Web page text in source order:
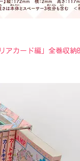
カード編」全巻収納